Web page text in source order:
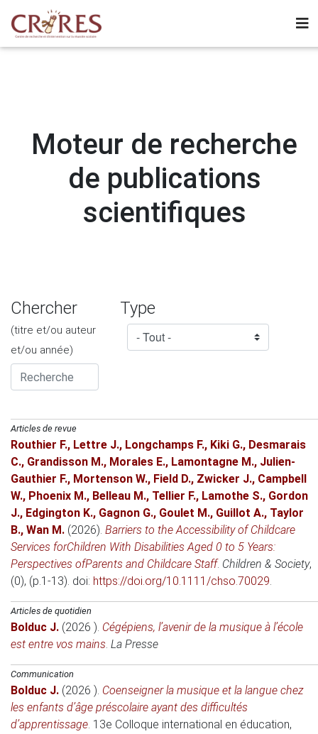
Moteur de recherche
de publications
scientifiques
Chercher
(titre et/ou auteur
et/ou année)
Type
Articles de revue
Routhier F., Lettre J., Longchamps F., Kiki G., Desmarais
C., Grandisson M., Morales E., Lamontagne M., Julien-
Gauthier F., Mortenson W., Field D., Zwicker J., Campbell
W., Phoenix M., Belleau M., Tellier F., Lamothe S., Gordon
J., Edgington K., Gagnon G., Goulet M., Guillot A., Taylor
B., Wan M. (2026). Barriers to the Accessibility of Childcare
Services forChildren With Disabilities Aged 0 to 5 Years:
Perspectives ofParents and Childcare Staff. Children & Society,
(0), (p.1-13). doi: https://doi.org/10.1111/chso.70029.
Articles de quotidien
Bolduc J. (2026 ). Cégépiens, l’avenir de la musique à l’école
est entre vos mains. La Presse
Communication
Bolduc J. (2026 ). Coenseigner la musique et la langue chez
les enfants d’âge préscolaire ayant des difficultés
d’apprentissage. 13e Colloque international en éducation,